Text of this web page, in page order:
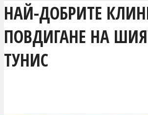
НАЙ-ДОБРИТЕ
ПОВДИГАНЕ НА
ТУНИС